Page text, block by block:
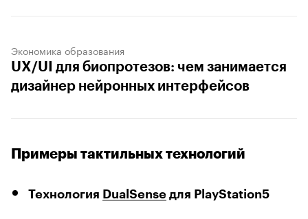
Экономика образования
UX/UI для биопротезов: чем занимается
дизайнер нейронных интерфейсов
Примеры тактильных технологий
Технология DualSense для PlayStation5